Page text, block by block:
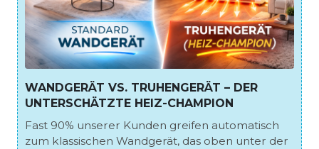
WANDGERÄT VS. TRUHENGERÄT – DER
UNTERSCHÄTZTE HEIZ-CHAMPION
Fast 90% unserer Kunden greifen automatisch
zum klassischen Wandgerät, das oben unter der